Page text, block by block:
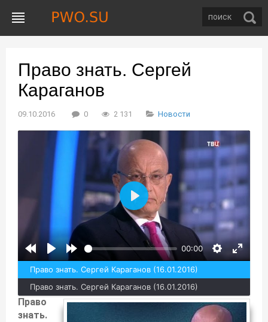
Право знать. Сергей
Караганов
09.10.2016 0 2 131 Новости
00:00
Воспроизвести
Право знать. Сергей Караганов (16.01.2016)
Право знать. Сергей Караганов (16.01.2016)
Право
знать.